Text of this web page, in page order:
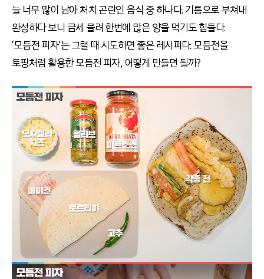
늘 너무 많이 남아 처치 곤란인 음식 중 하나다. 기름으로 부쳐내
완성하다 보니 금세 물려 한번에 많은 양을 먹기도 힘들다.
‘모듬전 피자’는 그럴 때 시도하면 좋은 레시피다. 모듬전을
토핑처럼 활용한 모듬전 피자, 어떻게 만들면 될까?